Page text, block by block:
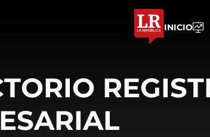
INICIO